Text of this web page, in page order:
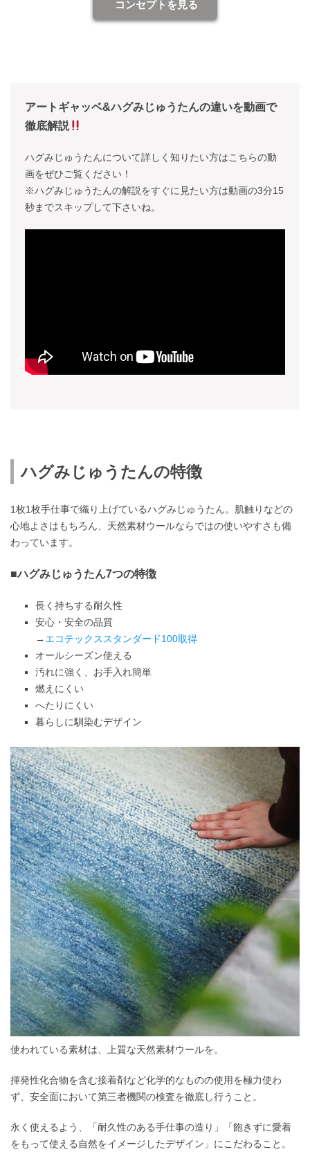
コンセプトを見る
アートギャッベ&ハグみじゅうたんの違いを動画で
徹底解説
ハグみじゅうたんについて詳しく知りたい方はこちらの動
画をぜひご覧ください！
※ハグみじゅうたんの解説をすぐに見たい方は動画の3分15
秒までスキップして下さいね。
ハグみじゅうたんの特徴
1枚1枚手仕事で織り上げているハグみじゅうたん。肌触りなどの
心地よさはもちろん、天然素材ウールならではの使いやすさも備
わっています。
■ハグみじゅうたん7つの特徴
長く持ちする耐久性
安心・安全の品質
→ エコテックススタンダード100取得
オールシーズン使える
汚れに強く、お手入れ簡単
燃えにくい
へたりにくい
暮らしに馴染むデザイン
使われている素材は、上質な天然素材ウールを。
揮発性化合物を含む接着剤など化学的なものの使用を極力使わ
ず、安全面において第三者機関の検査を徹底し行うこと。
永く使えるよう、「耐久性のある手仕事の造り」「飽きずに愛着
をもって使える自然をイメージしたデザイン」にこだわること。